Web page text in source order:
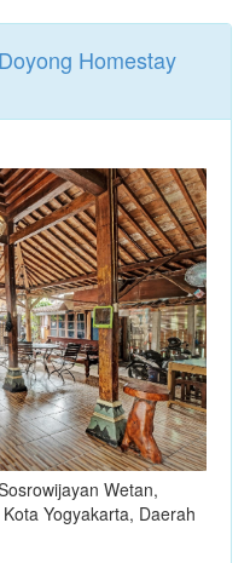
Homestay
Wetan,
Yogyakarta, Daerah